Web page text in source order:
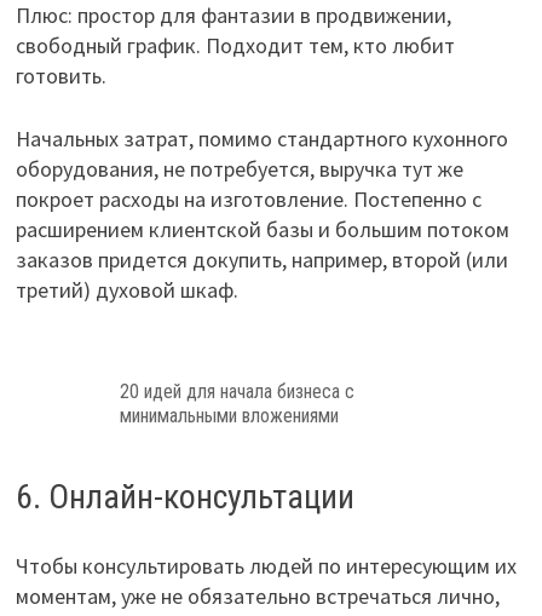
Плюс: простор для фантазии в продвижении,
свободный график. Подходит тем, кто любит
готовить.
Начальных затрат, помимо стандартного кухонного
оборудования, не потребуется, выручка тут же
покроет расходы на изготовление. Постепенно с
расширением клиентской базы и большим потоком
заказов придется докупить, например, второй (или
третий) духовой шкаф.
20 идей для начала бизнеса с
минимальными вложениями
6. Онлайн-консультации
Чтобы консультировать людей по интересующим их
моментам, уже не обязательно встречаться лично,